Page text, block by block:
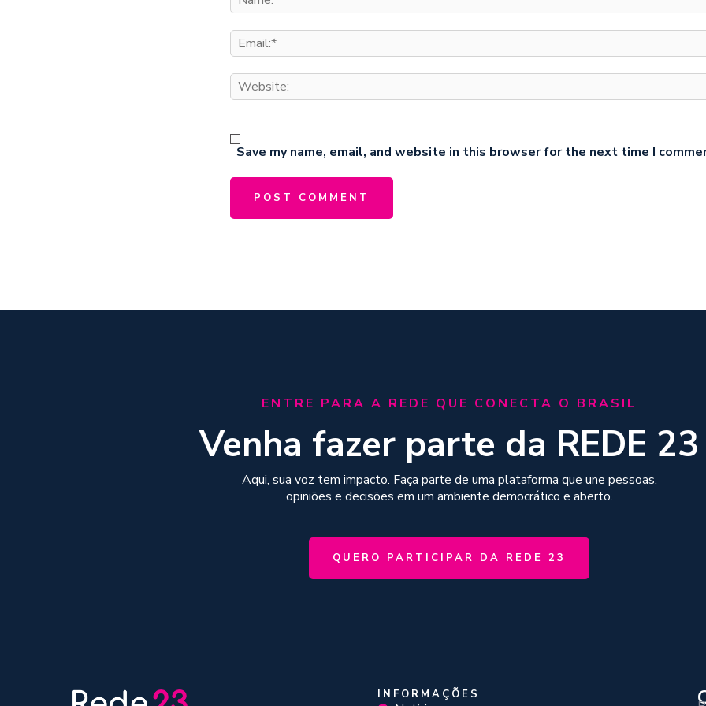
Save my name, email, and website in this browser for the next time I
ENTRE PARA A REDE QUE CONECTA O BRASIL
Venha fazer parte da REDE 23
Aqui, sua voz tem impacto. Faça parte de uma plataforma que une pessoas,
opiniões e decisões em um ambiente democrático e aberto.
QUERO PARTICIPAR DA REDE 23
INFORMAÇÕES